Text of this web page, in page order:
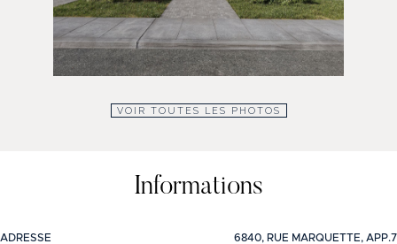
VOIR TOUTES LES PHOTOS
Informations
ADRESSE 6840, RUE MARQUETTE, APP.7